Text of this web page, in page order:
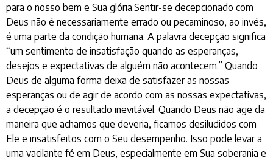
para o nosso bem e Sua glória.Sentir-se decepcionado com
Deus não é necessariamente errado ou pecaminoso, ao invés,
é uma parte da condição humana. A palavra decepção significa
“um sentimento de insatisfação quando as esperanças,
desejos e expectativas de alguém não acontecem.” Quando
Deus de alguma forma deixa de satisfazer as nossas
esperanças ou de agir de acordo com as nossas expectativas,
a decepção é o resultado inevitável. Quando Deus não age da
maneira que achamos que deveria, ficamos desiludidos com
Ele e insatisfeitos com o Seu desempenho. Isso pode levar a
uma vacilante fé em Deus, especialmente em Sua soberania e